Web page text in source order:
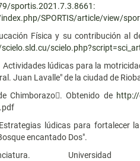
sportis.2021.7.3.8661:
SPORTIS/article/view/
Física y su contribución al
lúdicas para la
Juan Lavalle" de la ciudad de
Chimborazo. Obtenido de
lúdicas para fortalecer
encantado Dos".